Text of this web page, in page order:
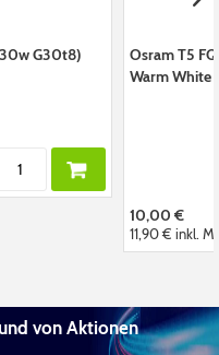
G30t8)
Osram T5
Warm White
10,00 €
11,90 €inkl.
von Aktionen